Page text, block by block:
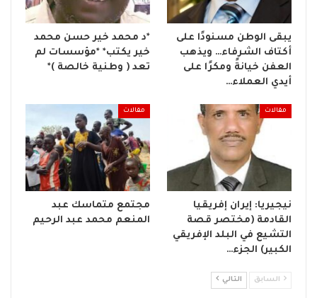
يبقى الوطن مسنودًا على
أكتاف الشرفاء… ويذهب
العفن خيانةً ومكرًا على
أيدي العملاء…
*د محمد خير حسن محمد
خير يكتب* *مؤسسات لم
تعد ( وطنية خالصة )*
مقالات
نيجيريا: إيران إفريقيا
القادمة (مختصر قصة
التشيع في البلد الإفريقي
الكبير) الجزء…
مقالات
مجتمع متماسك عبد
المنعم محمد عبد الرحيم
السابق التالي